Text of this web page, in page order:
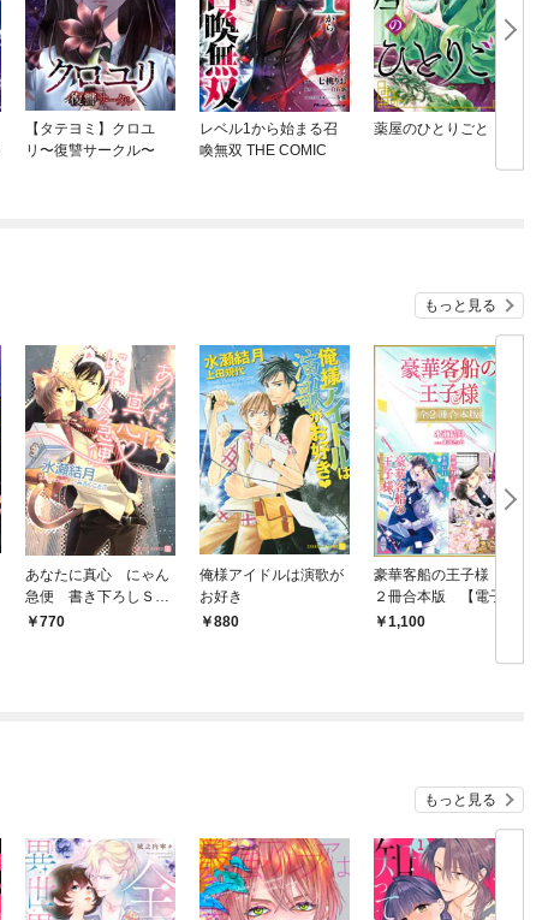
【タテヨミ】クロユ
リ〜復讐サークル〜
レベル1から始まる召
喚無双 THE COMIC
薬屋のひとりごと
もっと見る
あなたに真心 にゃん
急便 書き下ろしＳＳ
付限定版
770
俺様アイドルは演歌が
お好き
880
豪華客船の王子様 全
２冊合本版 【電子特
典付き】
1,100
もっと見る